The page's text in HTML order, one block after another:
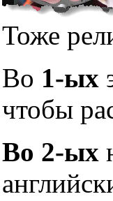
Тоже
Во 1-ых
чтобы
Во 2-ых